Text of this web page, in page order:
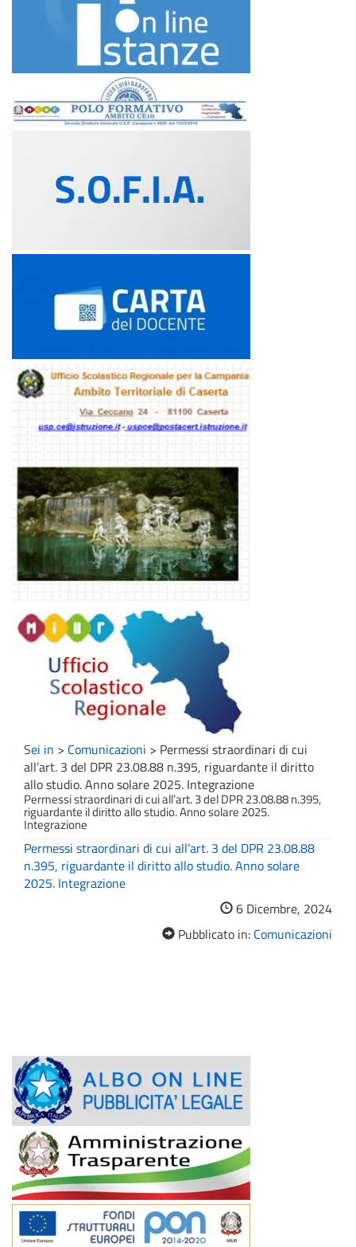
Sei in > Comunicazioni > Permessi straordinari di cui
all’art. 3 del DPR 23.08.88 n.395, riguardante il diritto
allo studio. Anno solare 2025. Integrazione
Permessi straordinari di cui all’art. 3 del DPR 23.08.88 n.395,
riguardante il diritto allo studio. Anno solare 2025.
Integrazione
Permessi straordinari di cui all’art. 3 del DPR 23.08.88
n.395, riguardante il diritto allo studio. Anno solare
2025. Integrazione
6 Dicembre, 2024
Pubblicato in: Comunicazioni